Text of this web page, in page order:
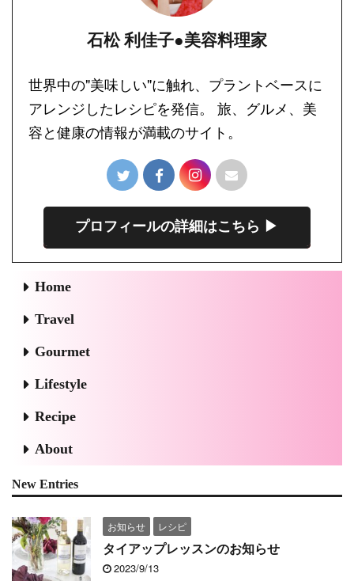
石松 利佳子●美容料理家
世界中の"美味しい"に触れ、プラントベースに
アレンジしたレシピを発信。 旅、グルメ、美
容と健康の情報が満載のサイト。
プロフィールの詳細はこちら ▶︎
Home
Travel
Gourmet
Lifestyle
Recipe
About
New Entries
お知らせ
レシピ
タイアップレッスンのお知らせ
2023/9/13